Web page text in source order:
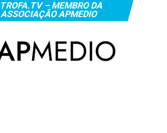
TROFA.TV – MEMBRO DA
ASSOCIAÇÃO APMEDIO